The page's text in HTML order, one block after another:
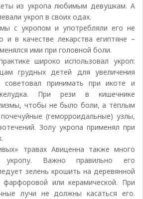
из укропа любимым девушкам. А
укроп в своих одах.
с укропом и употребляли его не
и в качестве лекарства египтяне –
ими при головной боли.
широко использовал укроп:
грудных детей для увеличения
советовал принимать при икоте и
желудка. При рези в кишечнике
чтобы не было боли, а тёплым
(геморроидальные) узлы,
Золу укропа применял при
травах Авиценна также много
укропу. Важно правильно его
зелень крошить на деревянной
или керамической. При
лучи не должны касаться его.